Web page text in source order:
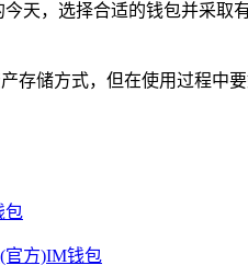
天，选择合适的钱包并采
存储方式，但在使用过程
包
官方)IM钱包